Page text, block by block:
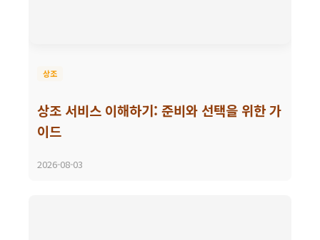
상조
상조 서비스 이해하기: 준비와 선택을 위한 가
이드
2026-08-03